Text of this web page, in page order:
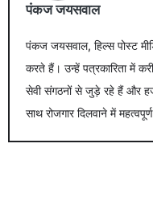
पंकज जयसवाल
पंकज जयसवाल, हिल्स पोस्ट
करते हैं। उन्हें पत्रकारिता में
सेवी संगठनों से जुड़े रहे हैं और
साथ रोजगार दिलवाने में